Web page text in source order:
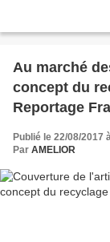
Au marché
concept du
Reportage
Publié le 22/08/2017
Par AMELIOR